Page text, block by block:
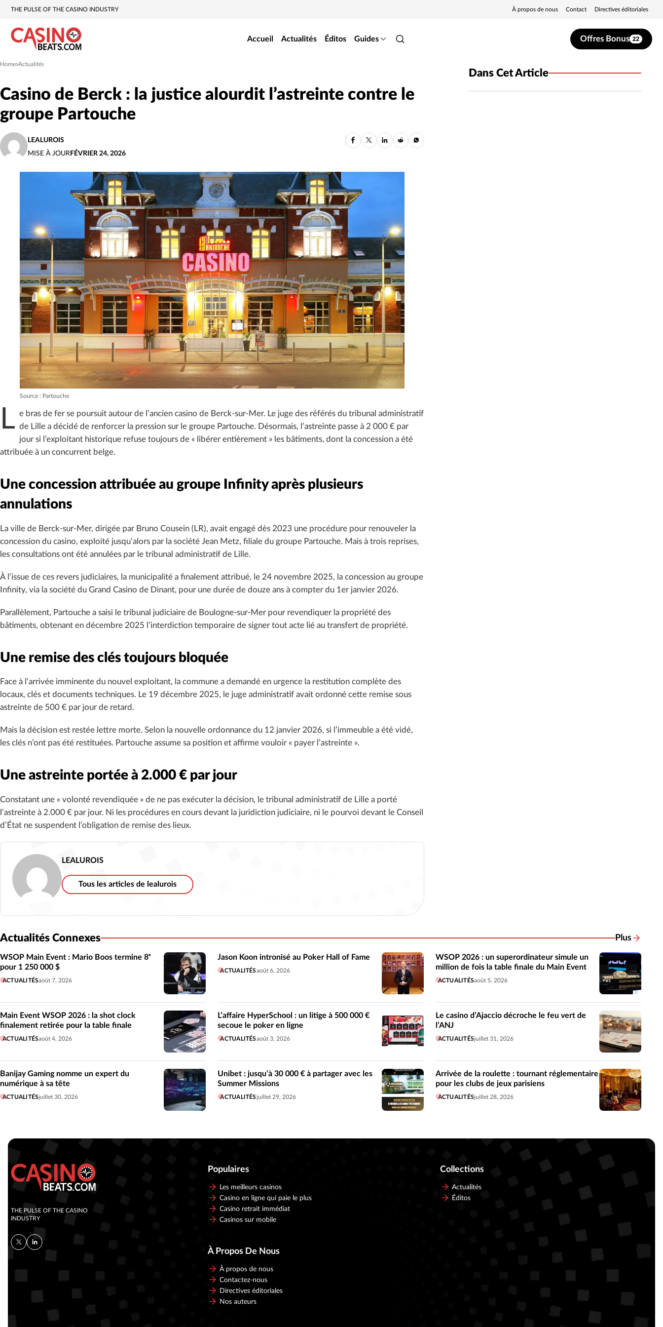
THE PULSE OF THE CASINO INDUSTRY À propos de nous Contact Directives éditoriales
Accueil Actualités Éditos Guides Offres Bonus 22
Home
» Actualités
Casino de Berck : la justice alourdit l’astreinte contre le
groupe Partouche
LEALUROIS
MISE À JOUR FÉVRIER 24, 2026
Source : Partouche
L e bras de fer se poursuit autour de l’ancien casino de Berck-sur-Mer. Le juge des référés du tribunal administratif
de Lille a décidé de renforcer la pression sur le groupe Partouche. Désormais, l’astreinte passe à 2 000 € par
jour si l’exploitant historique refuse toujours de « libérer entièrement » les bâtiments, dont la concession a été
attribuée à un concurrent belge.
Une concession attribuée au groupe Infinity après plusieurs
annulations
La ville de Berck-sur-Mer, dirigée par Bruno Cousein (LR), avait engagé dès 2023 une procédure pour renouveler la
concession du casino, exploité jusqu’alors par la société Jean Metz, filiale du groupe Partouche. Mais à trois reprises,
les consultations ont été annulées par le tribunal administratif de Lille.
À l’issue de ces revers judiciaires, la municipalité a finalement attribué, le 24 novembre 2025, la concession au groupe
Infinity, via la société du Grand Casino de Dinant, pour une durée de douze ans à compter du 1er janvier 2026.
Parallèlement, Partouche a saisi le tribunal judiciaire de Boulogne-sur-Mer pour revendiquer la propriété des
bâtiments, obtenant en décembre 2025 l’interdiction temporaire de signer tout acte lié au transfert de propriété.
Une remise des clés toujours bloquée
Face à l’arrivée imminente du nouvel exploitant, la commune a demandé en urgence la restitution complète des
locaux, clés et documents techniques. Le 19 décembre 2025, le juge administratif avait ordonné cette remise sous
astreinte de 500 € par jour de retard.
Mais la décision est restée lettre morte. Selon la nouvelle ordonnance du 12 janvier 2026, si l’immeuble a été vidé,
les clés n’ont pas été restituées. Partouche assume sa position et affirme vouloir « payer l’astreinte ».
Une astreinte portée à 2.000 € par jour
Constatant une « volonté revendiquée » de ne pas exécuter la décision, le tribunal administratif de Lille a porté
l’astreinte à 2.000 € par jour. Ni les procédures en cours devant la juridiction judiciaire, ni le pourvoi devant le Conseil
d’État ne suspendent l’obligation de remise des lieux.
LEALUROIS
Tous les articles de lealurois
Dans Cet Article
Actualités Connexes Plus
Actualités
WSOP Main Event : Mario Boos termine 8ᵉ
pour 1 250 000 $
ACTUALITÉSaoût 7, 2026
Jason Koon intronisé au Poker Hall of Fame
ACTUALITÉSaoût 6, 2026
WSOP 2026 : un superordinateur simule un
million de fois la table finale du Main Event
ACTUALITÉSaoût 5, 2026
Main Event WSOP 2026 : la shot clock
finalement retirée pour la table finale
ACTUALITÉSaoût 4, 2026
L’affaire HyperSchool : un litige à 500 000 €
secoue le poker en ligne
ACTUALITÉSaoût 3, 2026
Le casino d’Ajaccio décroche le feu vert de
l’ANJ
ACTUALITÉSjuillet 31, 2026
Banijay Gaming nomme un expert du
numérique à sa tête
ACTUALITÉSjuillet 30, 2026
Unibet : jusqu’à 30 000 € à partager avec les
Summer Missions
ACTUALITÉS juillet 29, 2026
Arrivée de la roulette : tournant réglementaire
pour les clubs de jeux parisiens
ACTUALITÉSjuillet 28, 2026
THE PULSE OF THE CASINO
INDUSTRY
Populaires
Les meilleurs casinos
Casino en ligne qui paie le plus
Casino retrait immédiat
Casinos sur mobile
Collections
Actualités
Éditos
À Propos De Nous
À propos de nous
Contactez-nous
Directives éditoriales
Nos auteurs